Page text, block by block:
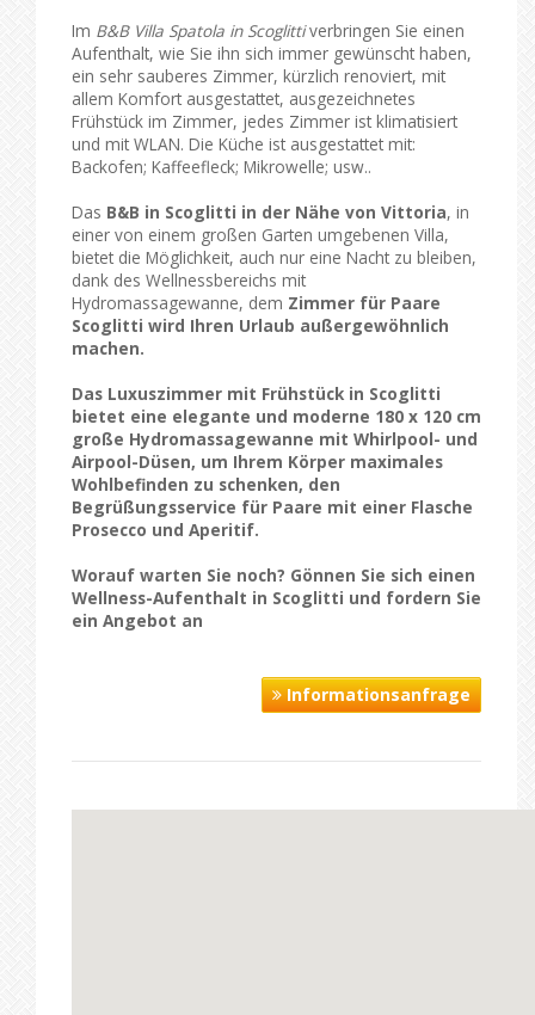
Im B&B Villa Spatola in Scoglittiverbringen Sie einen
Aufenthalt, wie Sie ihn sich immer gewünscht haben,
ein sehr sauberes Zimmer, kürzlich renoviert, mit
allem Komfort ausgestattet, ausgezeichnetes
Frühstück im Zimmer, jedes Zimmer ist klimatisiert
und mit WLAN. Die Küche ist ausgestattet mit:
Backofen; Kaffeefleck; Mikrowelle; usw..
Das B&B in Scoglitti in der Nähe von Vittoria, in
einer von einem großen Garten umgebenen Villa,
bietet die Möglichkeit, auch nur eine Nacht zu bleiben,
dank des Wellnessbereichs mit
Hydromassagewanne, dem Zimmer für Paare
Scoglitti wird Ihren Urlaub außergewöhnlich
machen.
Das Luxuszimmer mit Frühstück in Scoglitti
bietet eine elegante und moderne 180 x 120 cm
große Hydromassagewanne mit Whirlpool- und
Airpool-Düsen, um Ihrem Körper maximales
Wohlbefinden zu schenken, den
Begrüßungsservice für Paare mit einer Flasche
Prosecco und Aperitif.
Worauf warten Sie noch? Gönnen Sie sich einen
Wellness-Aufenthalt in Scoglitti und fordern Sie
ein Angebot an
Informationsanfrage